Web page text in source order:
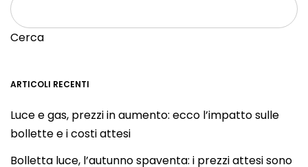
Cerca
ARTICOLI RECENTI
Luce e gas, prezzi in aumento: ecco l’impatto sulle
bollette e i costi attesi
Bolletta luce, l’autunno spaventa: i prezzi attesi sono